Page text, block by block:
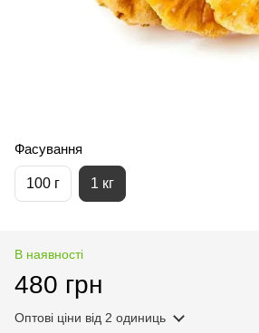
Фасування
100 г 1 кг
В наявності
480 грн
Оптові ціни від 2 одиниць